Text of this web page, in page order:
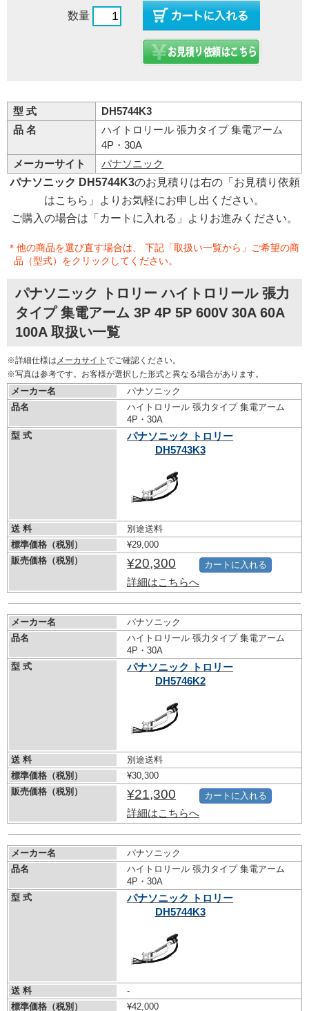
数量
型 式
DH5744K3
品 名
ハイトロリール 張力タイプ 集電アーム
4P・30A
メーカーサイト
パナソニック
パナソニック DH5744K3のお見積りは右の「お見積り依頼
はこちら」よりお気軽にお申し出ください。
ご購入の場合は「カートに入れる」よりお進みください。
＊他の商品を選び直す場合は、 下記「取扱い一覧から」ご希望の商
品（型式）をクリックしてください。
パナソニック トロリー ハイトロリール 張力
タイプ 集電アーム 3P 4P 5P 600V 30A 60A
100A 取扱い一覧
※詳細仕様は メーカサイト でご確認ください。
※写真は参考です。お客様が選択した形式と異なる場合があります。
メーカー名
パナソニック
品名
ハイトロリール 張力タイプ 集電アーム
4P・30A
型 式
パナソニック トロリー
DH5743K3
送 料
別途送料
標準価格（税別）
¥29,000
販売価格（税別）
¥20,300
詳細はこちらへ
カートに入れる
メーカー名
パナソニック
品名
ハイトロリール 張力タイプ 集電アーム
4P・30A
型 式
パナソニック トロリー
DH5746K2
送 料
別途送料
標準価格（税別）
¥30,300
販売価格（税別）
¥21,300
詳細はこちらへ
カートに入れる
メーカー名
パナソニック
品名
ハイトロリール 張力タイプ 集電アーム
4P・30A
型 式
パナソニック トロリー
DH5744K3
送 料
-
標準価格（税別）
¥42,000